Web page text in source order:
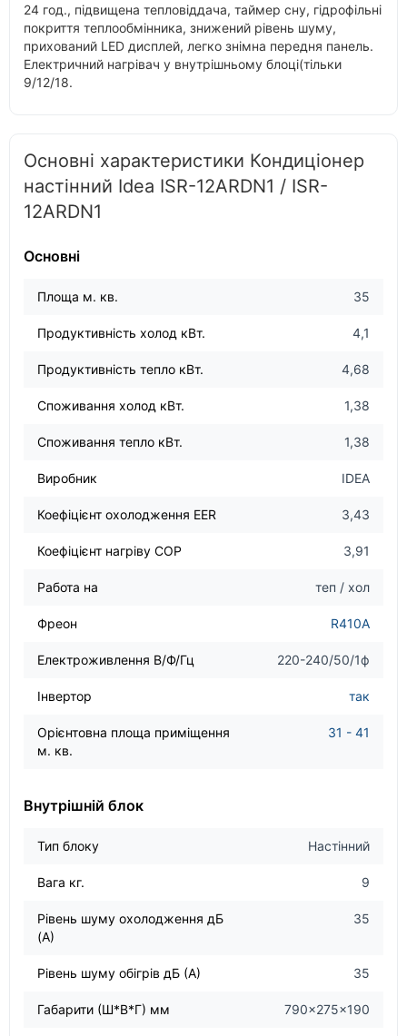
24 год., підвищена тепловіддача, таймер сну, гідрофільні
покриття теплообмінника, знижений рівень шуму,
прихований LED дисплей, легко знімна передня панель.
Електричний нагрівач у внутрішньому блоці(тільки
9/12/18.
Основні характеристики Кондиціонер
настінний Idea ISR-12ARDN1 / ISR-
12ARDN1
Основні
Площа м. кв. 35
Продуктивність холод кВт. 4,1
Продуктивність тепло кВт. 4,68
Споживання холод кВт. 1,38
Споживання тепло кВт. 1,38
Виробник IDEA
Коефіцієнт охолодження EER 3,43
Коефіцієнт нагріву COP 3,91
Работа на теп / хол
Фреон R410A
Електроживлення В/Ф/Гц 220-240/50/1ф
Інвертор так
Орієнтовна площа приміщення
м. кв.
31 - 41
Внутрішній блок
Тип блоку Настінний
Вага кг. 9
Рівень шуму охолодження дБ
(А)
35
Рівень шуму обігрів дБ (А) 35
Габарити (Ш*В*Г) мм 790×275×190